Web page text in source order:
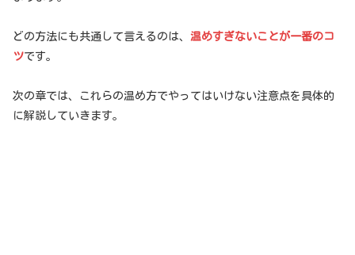
どの方法にも共通して言えるのは、 温めすぎないことが一番のコ
ツです。
次の章では、これらの温め方でやってはいけない注意点を具体的
に解説していきます。